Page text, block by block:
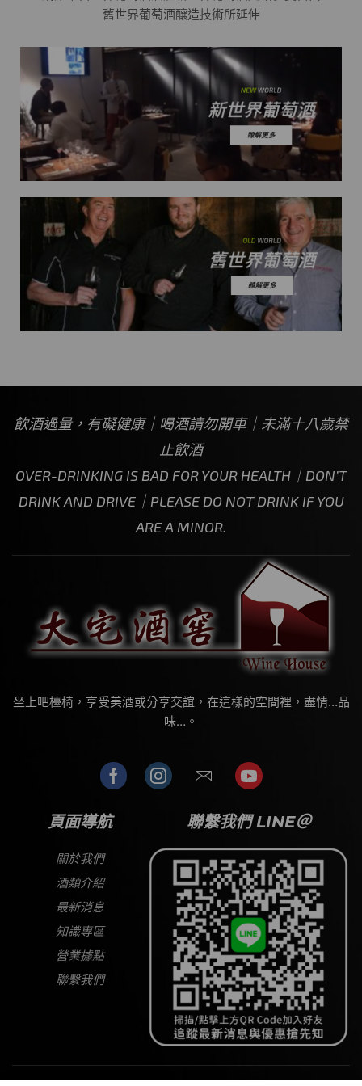
舊世界葡萄酒釀造技術所延伸
飲酒過量，有礙健康｜喝酒請勿開車｜未滿十八歲禁
止飲酒
OVER-DRINKING IS BAD FOR YOUR HEALTH｜DON’T
DRINK AND DRIVE｜PLEASE DO NOT DRINK IF YOU
ARE A MINOR.
坐上吧檯椅，享受美酒或分享交誼，在這樣的空間裡，盡情…品
味…。
頁面導航
關於我們
酒類介紹
最新消息
知識專區
營業據點
聯繫我們
聯繫我們 LINE＠